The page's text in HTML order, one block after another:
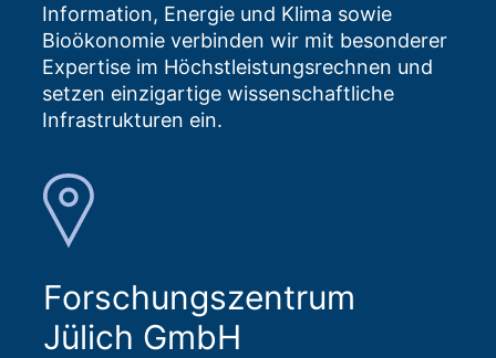
Information, Energie und Klima sowie
Bioökonomie verbinden wir mit besonderer
Expertise im Höchstleistungsrechnen und
setzen einzigartige wissenschaftliche
Infrastrukturen ein.
Forschungszentrum
Jülich GmbH